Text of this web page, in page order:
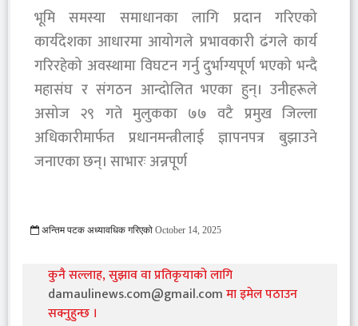
भूमि समस्या समाधानका लागि प्रदान गरिएको
कार्यदेशका आधारमा आयोगले प्रभावकारी ढंगले कार्य
गरिरहेको अवस्थामा विघटन गर्नु दुर्भाग्यपूर्ण भएको भन्दै
महासंघ र संगठन आन्दोलित भएका हुन्। उनीहरूले
असोज २९ गते मुलुकका ७७ वटै प्रमुख जिल्ला
अधिकारीमार्फत प्रधानमन्त्रीलाई ज्ञापनपत्र बुझाउने
जनाएका छन्। साभारः अन्नपूर्ण
अन्तिम पटक अध्यावधिक गरिएको October 14, 2025
कुनै सल्लाह, सुझाव वा प्रतिकृयाको लागि
damaulinews.com@gmail.comमा इमेल पठाउन
सक्नुहुन्छ ।